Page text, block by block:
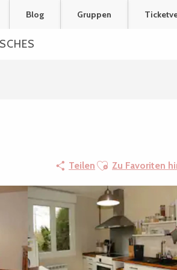
Blog Gruppen
Teilen Ajouter aux favoris
Zu Favoriten